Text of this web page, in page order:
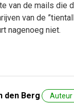
van de mails die
van de
nagenoeg niet.
den Berg
Auteur